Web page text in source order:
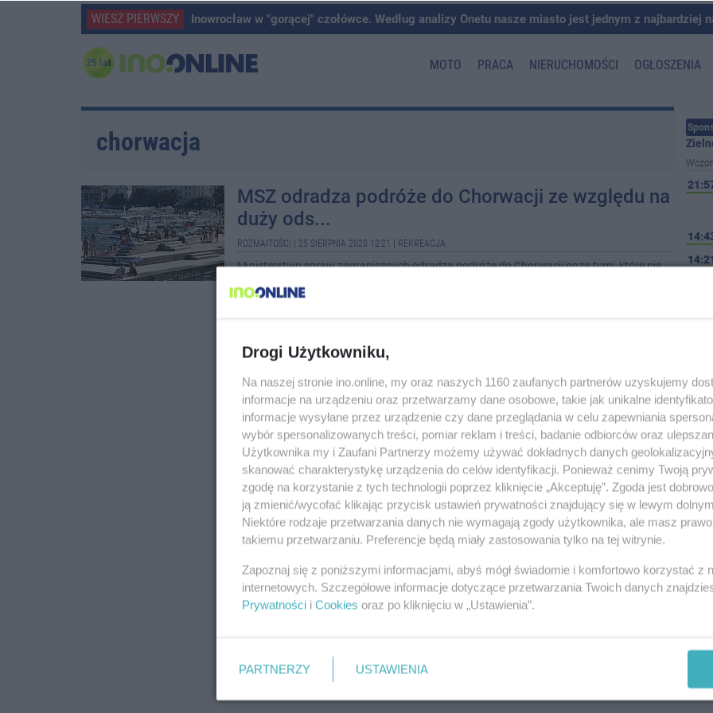
WIESZ PIERWSZY Inowrocław w "gorącej" czołówce. Według analizy Onetu nasze miasto jest jednym z najbardziej
MOTO PRACA NIERUCHOMOŚCI OGŁOSZENIA
chorwacja
MSZ odradza podróże do Chorwacji ze względu na
duży ods...
ROZMAITOŚCI 25 SIERPNIA 2020 12:21 REKREACJA
Ministerstwo spraw zagranicznych odradza podróże do Chorwacji poza tymi, które nie
poinformował resort we wtorek na Twitterze i na portalu Polak za granicą.
08-
08-04
08-04
Drogi Użytkowniku,
Na naszej stronie ino.online, my oraz naszych 1160 zaufanych partnerów uzyskujemy
informacje na urządzeniu oraz przetwarzamy dane osobowe, takie jak unikalne
informacje wysyłane przez urządzenie czy dane przeglądania w celu zapewniania
wybór spersonalizowanych treści, pomiar reklam i treści, badanie odbiorców oraz
Użytkownika my i Zaufani Partnerzy możemy używać dokładnych danych
skanować charakterystykę urządzenia do celów identyfikacji. Ponieważ cenimy Twoją
zgodę na korzystanie z tych technologii poprzez kliknięcie „Akceptuję”. Zgoda jest
ją zmienić/wycofać klikając przycisk ustawień prywatności znajdujący się w lewym
Niektóre rodzaje przetwarzania danych nie wymagają zgody użytkownika, ale masz
takiemu przetwarzaniu. Preferencje będą miały zastosowania tylko na tej witrynie.
Zapoznaj się z poniższymi informacjami, abyś mógł świadomie i komfortowo korzystać z
internetowych. Szczegółowe informacje dotyczące przetwarzania Twoich danych
Prywatności i Cookies oraz po kliknięciu w „Ustawienia”.
PARTNERZY USTAWIENIA